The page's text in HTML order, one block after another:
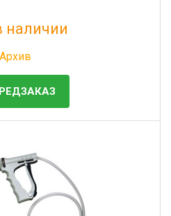
наличии
Архив